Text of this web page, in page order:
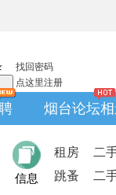
找回密码
点这里注册
烟台论坛
信息
租房
二
跳蚤
二